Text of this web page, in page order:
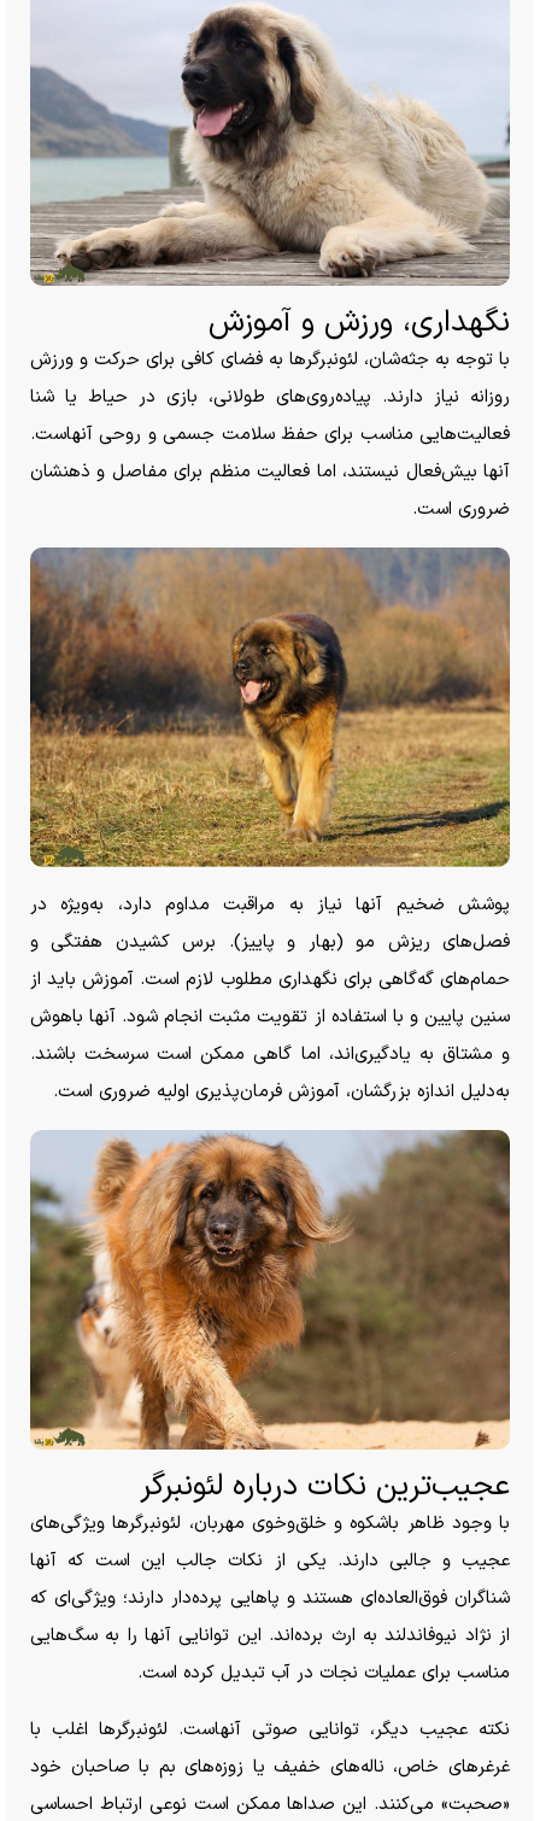
نگهداری، ورزش و آموزش
با توجه به جثه‌شان، لئونبرگر‌ها به فضای کافی برای حرکت و ورزش
روزانه نیاز دارند. پیاده‌روی‌های طولانی، بازی در حیاط یا شنا
فعالیت‌هایی مناسب برای حفظ سلامت جسمی و روحی آنهاست.
آنها بیش‌فعال نیستند، اما فعالیت منظم برای مفاصل و ذهنشان
ضروری است.
پوشش ضخیم آنها نیاز به مراقبت مداوم دارد، به‌ویژه در
فصل‌های ریزش مو (بهار و پاییز). برس کشیدن هفتگی و
حمام‌های گه‌گاهی برای نگهداری مطلوب لازم است. آموزش باید از
سنین پایین و با استفاده از تقویت مثبت انجام شود. آنها باهوش
و مشتاق به یادگیری‌اند، اما گاهی ممکن است سرسخت باشند.
به‌دلیل اندازه بزرگشان، آموزش فرمان‌پذیری اولیه ضروری است.
عجیب‌ترین نکات درباره لئونبرگر
با وجود ظاهر باشکوه و خلق‌وخوی مهربان، لئونبرگر‌ها ویژگی‌های
عجیب و جالبی دارند. یکی از نکات جالب این است که آنها
شناگران فوق‌العاده‌ای هستند و پا‌هایی پرده‌دار دارند؛ ویژگی‌ای که
از نژاد نیوفاندلند به ارث برده‌اند. این توانایی آنها را به سگ‌هایی
مناسب برای عملیات نجات در آب تبدیل کرده است.
نکته عجیب دیگر، توانایی صوتی آنهاست. لئونبرگر‌ها اغلب با
غرغر‌های خاص، ناله‌های خفیف یا زوزه‌های بم با صاحبان خود
«صحبت» می‌کنند. این صدا‌ها ممکن است نوعی ارتباط احساسی